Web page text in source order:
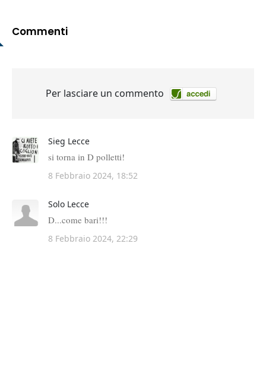
Commenti